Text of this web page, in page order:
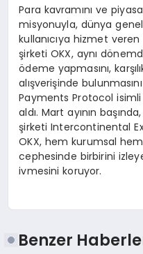
Para kavramını ve
misyonuyla, dünya
kullanıcıya hizmet
şirketi OKX, aynı
ödeme yapmasını,
alışverişinde
Payments Protocol
aldı. Mart ayının
şirketi Intercontinental
OKX, hem kurumsal
cephesinde birbirini
ivmesini koruyor.
Benzer